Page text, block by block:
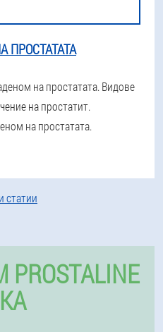
ПРОСТАТАТА
на простатата. Видове
на простатит.
на простатата.
статии